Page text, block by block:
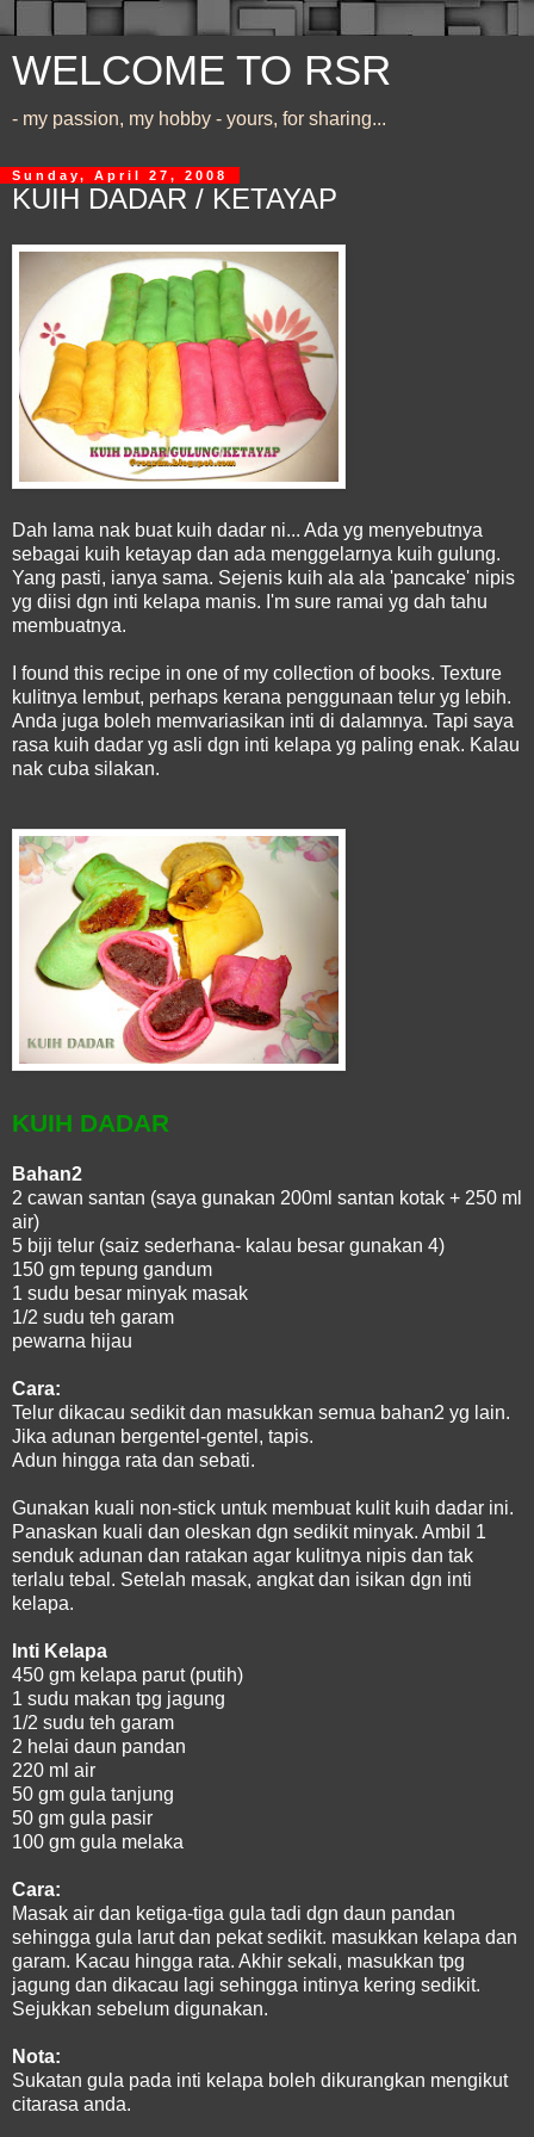
WELCOME TO RSR
- my passion, my hobby - yours, for sharing...
Sunday, April 27, 2008
KUIH DADAR / KETAYAP
Dah lama nak buat kuih dadar ni... Ada yg menyebutnya
sebagai kuih ketayap dan ada menggelarnya kuih gulung.
Yang pasti, ianya sama. Sejenis kuih ala ala 'pancake' nipis
yg diisi dgn inti kelapa manis. I'm sure ramai yg dah tahu
membuatnya.
I found this recipe in one of my collection of books. Texture
kulitnya lembut, perhaps kerana penggunaan telur yg lebih.
Anda juga boleh memvariasikan inti di dalamnya. Tapi saya
rasa kuih dadar yg asli dgn inti kelapa yg paling enak. Kalau
nak cuba silakan.
KUIH DADAR
Bahan2
2 cawan santan (saya gunakan 200ml santan kotak + 250 ml
air)
5 biji telur (saiz sederhana- kalau besar gunakan 4)
150 gm tepung gandum
1 sudu besar minyak masak
1/2 sudu teh garam
pewarna hijau
Cara:
Telur dikacau sedikit dan masukkan semua bahan2 yg lain.
Jika adunan bergentel-gentel, tapis.
Adun hingga rata dan sebati.
Gunakan kuali non-stick untuk membuat kulit kuih dadar ini.
Panaskan kuali dan oleskan dgn sedikit minyak. Ambil 1
senduk adunan dan ratakan agar kulitnya nipis dan tak
terlalu tebal. Setelah masak, angkat dan isikan dgn inti
kelapa.
Inti Kelapa
450 gm kelapa parut (putih)
1 sudu makan tpg jagung
1/2 sudu teh garam
2 helai daun pandan
220 ml air
50 gm gula tanjung
50 gm gula pasir
100 gm gula melaka
Cara:
Masak air dan ketiga-tiga gula tadi dgn daun pandan
sehingga gula larut dan pekat sedikit. masukkan kelapa dan
garam. Kacau hingga rata. Akhir sekali, masukkan tpg
jagung dan dikacau lagi sehingga intinya kering sedikit.
Sejukkan sebelum digunakan.
Nota:
Sukatan gula pada inti kelapa boleh dikurangkan mengikut
citarasa anda.